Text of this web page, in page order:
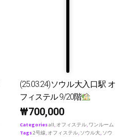
(25.03.24)ソウル大入口駅 オ
フィステル 9/20階
₩700,000
Categoriesall, オフィステル, ワンルーム
Tags2号線, オフィステル, ソウル大, ソウ